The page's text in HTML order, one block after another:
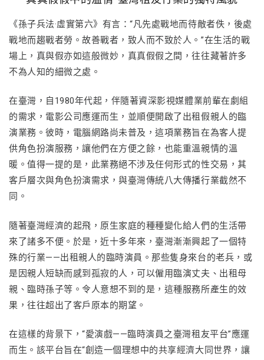
《孫子兵法·虛實第六》有言：“凡先處戰地而待敵者佚，後處
戰地而趨戰者勞。故善戰者，致人而不致於人。”在生活的戰
場上，真與假亦如這般微妙，真真假假之間，往往藏著許多
不為人知的細微之處。
在臺灣，自1980年代起，伴隨著資深影視媒體業前輩在劇組
的需求，電影公司應運而生，並順便開啟了出租假親人的臨
演業務。彼時，電腦網路尚未普及，這項業務旨在為客人提
供角色扮演服務，讓他們在方便之餘，也能重溫親情的溫
暖。值得一提的是，此業務絕不涉及任何形式的性交易，其
客戶層次與角色扮演需求，與臺灣傳統八大傳播行業截然不
同。
隨著臺灣經濟的起飛，原生家庭的種種變化給人們的生活帶
來了諸多不便。於是，近十多年來，臺灣漸漸興起了一個特
殊的行業——出租親人的臨時演員。那些隻身來台的老兵，或
是因親人短缺而感到孤寂的人，可以僱用臨演丈夫、出租母
親、臨時孫子等。令人意想不到的是，這種服務所產生的效
果，往往超出了客戶原本的期望。
在這樣的背景下，“愛演戲——臨時演員之臺灣租友平台”應運
而生。該平台旨在“創造一個理想中的共享經濟大同世界，讓